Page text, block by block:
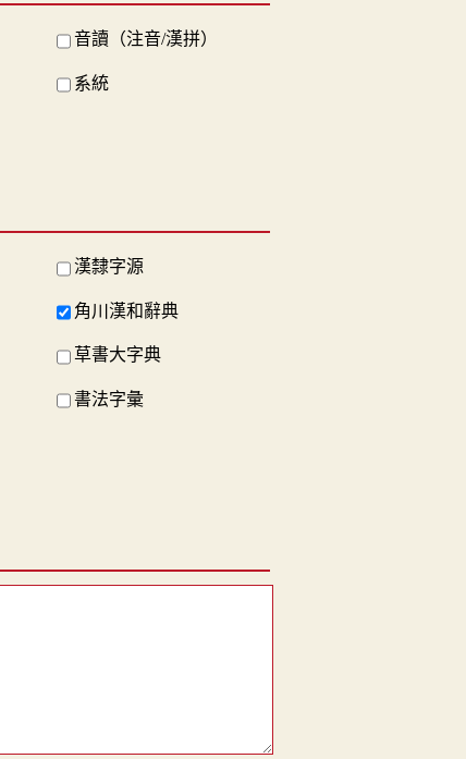
音讀（注音/漢拼）
系統
漢隸字源
角川漢和辭典
草書大字典
書法字彙